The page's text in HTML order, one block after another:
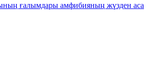
ғалымдары амфибияның жүзден аса